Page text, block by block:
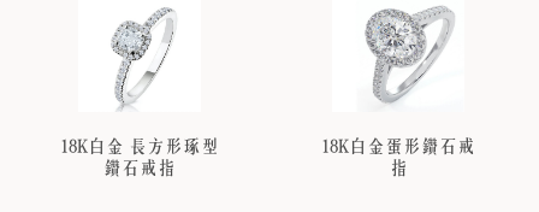
18K白金 長方形琢型
鑽石戒指
18K白金蛋形鑽石戒
指